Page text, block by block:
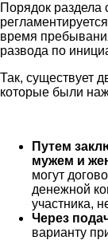
Порядок раздела
регламентируется
время
развода по
Так, существует
которые были
Путем
мужем и
могут
денежной
участника,
Через
варианту